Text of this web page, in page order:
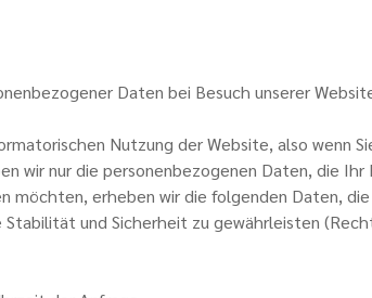
Daten bei Besuch unserer
Nutzung der Website, also wenn
wir nur die personenbezogenen Daten, die Ihr
möchten, erheben wir die folgenden Daten,
Stabilität und Sicherheit zu gewährleisten